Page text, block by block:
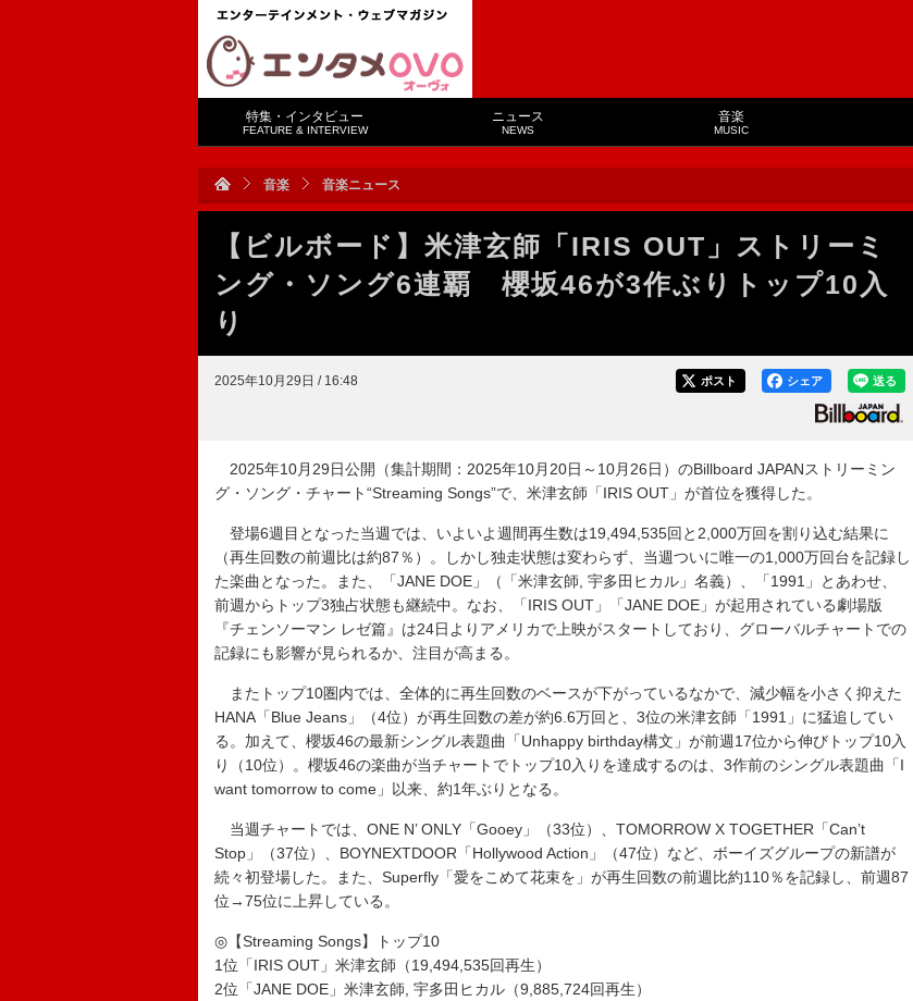
特集・インタビュー
FEATURE & INTERVIEW
ニュース
NEWS
音楽
MUSIC
音楽 音楽ニュース
【ビルボード】米津玄師「IRIS OUT」ストリーミ
ング・ソング6連覇 櫻坂46が3作ぶりトップ10入
り
2025年10月29日 / 16:48 送る
シェア
ポスト
2025年10月29日公開（集計期間：2025年10月20日～10月26日）のBillboard JAPANストリーミン
グ・ソング・チャート“Streaming Songs”で、米津玄師「IRIS OUT」が首位を獲得した。
登場6週目となった当週では、いよいよ週間再生数は19,494,535回と2,000万回を割り込む結果に
（再生回数の前週比は約87％）。しかし独走状態は変わらず、当週ついに唯一の1,000万回台を記録し
た楽曲となった。また、「JANE DOE」（「米津玄師, 宇多田ヒカル」名義）、「1991」とあわせ、
前週からトップ3独占状態も継続中。なお、「IRIS OUT」「JANE DOE」が起用されている劇場版
『チェンソーマン レゼ篇』は24日よりアメリカで上映がスタートしており、グローバルチャートでの
記録にも影響が見られるか、注目が高まる。
またトップ10圏内では、全体的に再生回数のベースが下がっているなかで、減少幅を小さく抑えた
HANA「Blue Jeans」（4位）が再生回数の差が約6.6万回と、3位の米津玄師「1991」に猛追してい
る。加えて、櫻坂46の最新シングル表題曲「Unhappy birthday構文」が前週17位から伸びトップ10入
り（10位）。櫻坂46の楽曲が当チャートでトップ10入りを達成するのは、3作前のシングル表題曲「I
want tomorrow to come」以来、約1年ぶりとなる。
当週チャートでは、ONE N’ ONLY「Gooey」（33位）、TOMORROW X TOGETHER「Can’t
Stop」（37位）、BOYNEXTDOOR「Hollywood Action」（47位）など、ボーイズグループの新譜が
続々初登場した。また、Superfly「愛をこめて花束を」が再生回数の前週比約110％を記録し、前週87
位→75位に上昇している。
◎【Streaming Songs】トップ10
1位「IRIS OUT」米津玄師（19,494,535回再生）
2位「JANE DOE」米津玄師, 宇多田ヒカル（9,885,724回再生）